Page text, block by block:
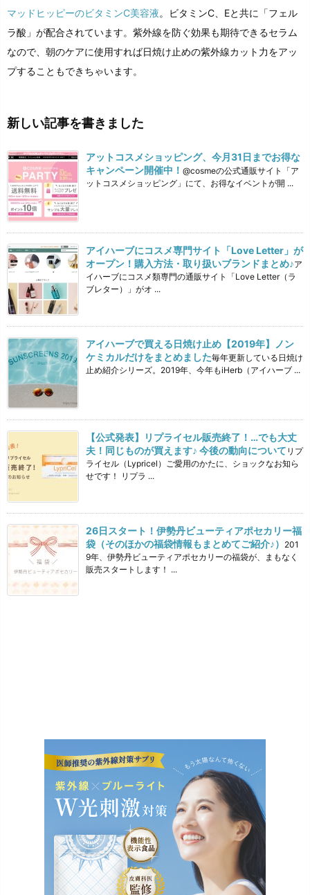
マッドヒッピーのビタミンC美容液。ビタミンC、Eと共に「フェル
ラ酸」が配合されています。紫外線を防ぐ効果も期待できるセラム
なので、朝のケアに使用すれば日焼け止めの紫外線カット力をアッ
プすることもできちゃいます。
新しい記事を書きました
アットコスメショッピング、今月31日までお得な
キャンペーン開催中！ @cosmeの公式通販サイト「ア
ットコスメショッピング」にて、お得なイベントが開 ...
アイハーブにコスメ専門サイト「Love Letter」が
オープン！購入方法・取り扱いブランドまとめ♪ア
イハーブにコスメ類専門の通販サイト「Love Letter（ラ
ブレター）」がオ ...
アイハーブで買える日焼け止め【2019年】ノン
ケミカルだけをまとめました毎年更新している日焼け
止め紹介シリーズ。2019年、今年もiHerb（アイハーブ ...
【公式発表】リプライセル販売終了！…でも大丈
夫！同じものが買えます♪ 今後の動向について リプ
ライセル（Lypricel）ご愛用のかたに、ショックなお知ら
せです！ リプラ ...
26日スタート！伊勢丹ビューティアポセカリー福
袋（そのほかの福袋情報もまとめてご紹介♪） 201
9年、伊勢丹ビューティアポセカリーの福袋が、まもなく
販売スタートします！ ...